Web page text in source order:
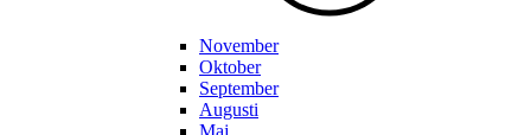
November
Oktober
September
Augusti
Maj